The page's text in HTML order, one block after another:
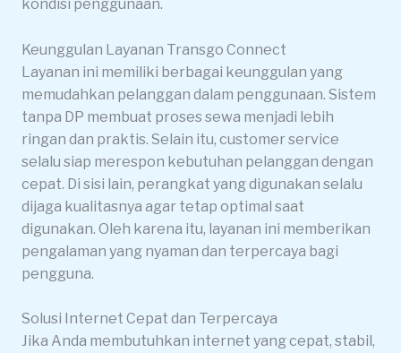
kondisi penggunaan.
Keunggulan Layanan Transgo Connect
Layanan ini memiliki berbagai keunggulan yang
memudahkan pelanggan dalam penggunaan. Sistem
tanpa DP membuat proses sewa menjadi lebih
ringan dan praktis. Selain itu, customer service
selalu siap merespon kebutuhan pelanggan dengan
cepat. Di sisi lain, perangkat yang digunakan selalu
dijaga kualitasnya agar tetap optimal saat
digunakan. Oleh karena itu, layanan ini memberikan
pengalaman yang nyaman dan terpercaya bagi
pengguna.
Solusi Internet Cepat dan Terpercaya
Jika Anda membutuhkan internet yang cepat, stabil,